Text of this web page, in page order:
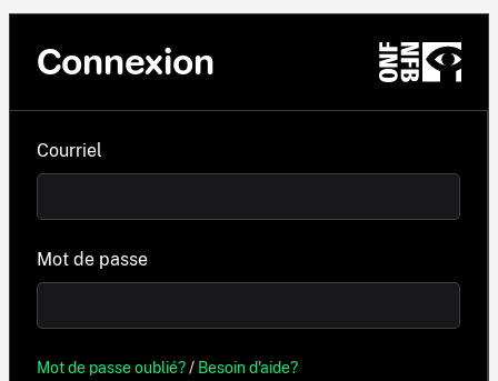
Connexion
Courriel
Mot de passe
Mot de passe oublié?/ Besoin d'aide?